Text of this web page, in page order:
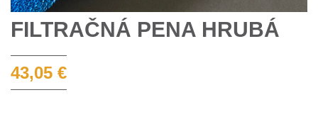
FILTRAČNÁ PENA HRUBÁ
43,05 €